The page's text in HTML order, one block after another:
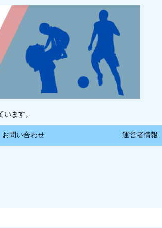
ます。
お問い合わせ 運営者情報